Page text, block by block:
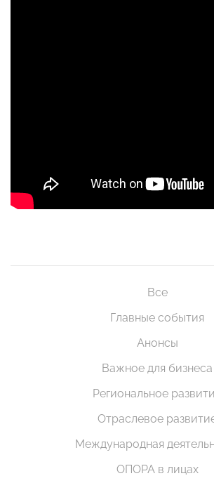
Все
Главные события
Анонсы
Важное для бизнеса
Региональное
Отраслевое
Международная
ОПОРА в лицах